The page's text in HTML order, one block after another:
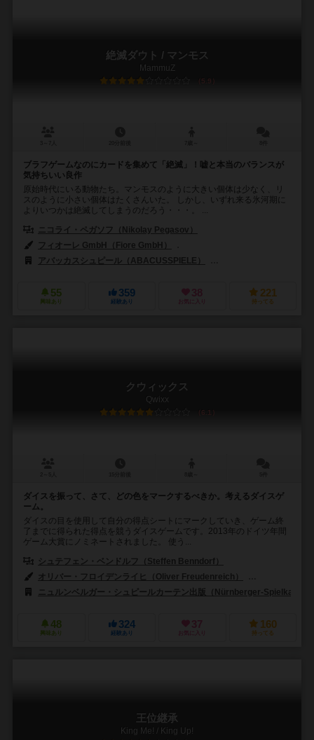
絶滅ダウト / マンモス
MammuZ
5.9
ブラフゲームなのにカードを集めて「絶滅」！嘘と本当のバランスが
気持ちいい良作
原始時代にいる動物たち。マンモスのように大きい個体は少なく、リ
スのように小さい個体はたくさんいた。 しかし、いずれ来る氷河期に
よりいつかは絶滅してしまうのだろう・・・。 ...
ニコライ・ペガソフ（Nikolay Pegasov）
フィオーレ GmbH（Fiore GmbH）
アバッカスシュピール（ABACUSSPIELE）
55
興味あり
359
経験あり
38
お気に入り
221
持ってる
クウィックス
Qwixx
6.1
ダイスを振って、さて、どの色をマークするべきか。考えるダイスゲ
ーム。
ダイスの目を使用して自分の得点シートにマークしていき、ゲーム終
了までに得られた得点を競うダイスゲームです。2013年のドイツ年間
ゲーム大賞にノミネートされました。 使う...
シュテフェン・ベンドルフ（Steffen Benndorf）
オリバー・フロイデンライヒ（Oliver Freudenreich）
ニュルンベルガー・シュピールカーテン出版（Nürnberger-
48
興味あり
324
経験あり
37
お気に入り
160
持ってる
王位継承
King Me! / King Up!